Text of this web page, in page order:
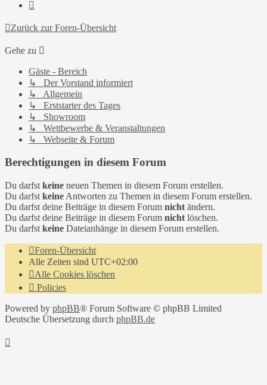
Zurück zur Foren-Übersicht
Gehe zu
Gäste - Bereich
↳ Der Vorstand informiert
↳ Allgemein
↳ Erststarter des Tages
↳ Showroom
↳ Wettbewerbe & Veranstaltungen
↳ Webseite & Forum
Berechtigungen in diesem Forum
Du darfst keine neuen Themen in diesem Forum erstellen.
Du darfst keine Antworten zu Themen in diesem Forum erstellen.
Du darfst deine Beiträge in diesem Forum nicht ändern.
Du darfst deine Beiträge in diesem Forum nicht löschen.
Du darfst keine Dateianhänge in diesem Forum erstellen.
Foren-Übersicht
Alle Zeiten sind UTC+02:00
Alle Cookies löschen
Policies
Powered by phpBB® Forum Software © phpBB Limited
Deutsche Übersetzung durch phpBB.de